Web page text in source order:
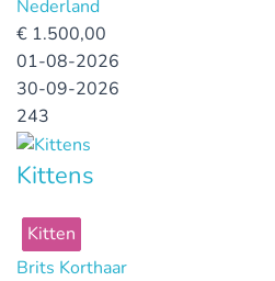
Nederland
€ 1.500,00
01-08-2026
30-09-2026
243
Kittens
Kitten
Brits Korthaar